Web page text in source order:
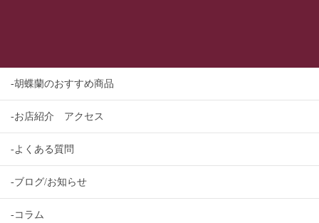
-胡蝶蘭のおすすめ商品
-お店紹介 アクセス
-よくある質問
-ブログ/お知らせ
-コラム